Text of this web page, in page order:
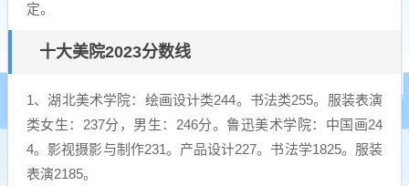
定。
十大美院2023分数线
1、湖北美术学院：绘画设计类244。书法类255。服装表演
类女生：237分，男生：246分。鲁迅美术学院：中国画24
4。影视摄影与制作231。产品设计227。书法学1825。服装
表演2185。